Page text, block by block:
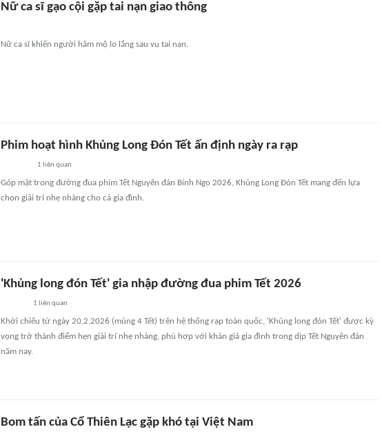
Nữ ca sĩ gạo cội gặp tai nạn giao thông
Nữ ca sĩ khiến người hâm mộ lo lắng sau vụ tai nạn.
Phim hoạt hình Khủng Long Đón Tết ấn định ngày ra rạp
1 liên quan
Góp mặt trong đường đua phim Tết Nguyên đán Bính Ngọ 2026, Khủng Long Đón Tết mang đến lựa
chọn giải trí nhẹ nhàng cho cả gia đình.
'Khủng long đón Tết' gia nhập đường đua phim Tết 2026
1 liên quan
Khởi chiếu từ ngày 20.2.2026 (mùng 4 Tết) trên hệ thống rạp toàn quốc, 'Khủng long đón Tết' được kỳ
vọng trở thành điểm hẹn giải trí nhẹ nhàng, phù hợp với khán giả gia đình trong dịp Tết Nguyên đán
năm nay.
Bom tấn của Cổ Thiên Lạc gặp khó tại Việt Nam